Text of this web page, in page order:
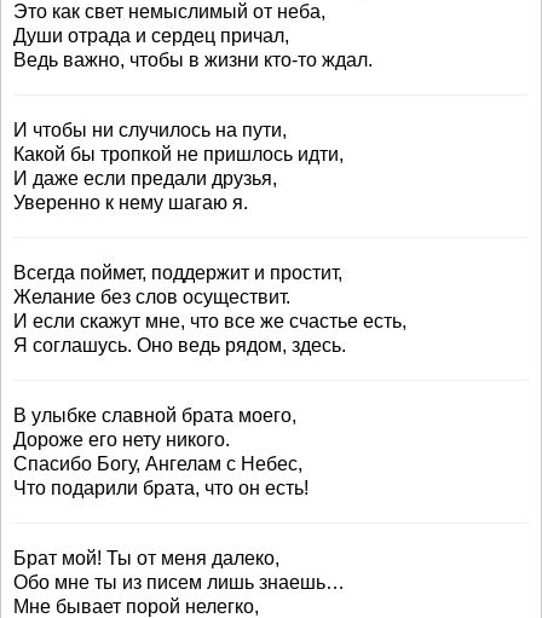
Это как свет немыслимый от неба,
Души отрада и сердец причал,
Ведь важно, чтобы в жизни кто-то ждал.
И чтобы ни случилось на пути,
Какой бы тропкой не пришлось идти,
И даже если предали друзья,
Уверенно к нему шагаю я.
Всегда поймет, поддержит и простит,
Желание без слов осуществит.
И если скажут мне, что все же счастье есть,
Я соглашусь. Оно ведь рядом, здесь.
В улыбке славной брата моего,
Дороже его нету никого.
Спасибо Богу, Ангелам с Небес,
Что подарили брата, что он есть!
Брат мой! Ты от меня далеко,
Обо мне ты из писем лишь знаешь…
Мне бывает порой нелегко,